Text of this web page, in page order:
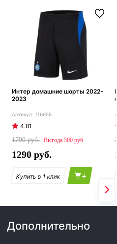
Интер домашние шорты 2022-
2023
116656
4.81
1790
500
1290
+
Дополнительно